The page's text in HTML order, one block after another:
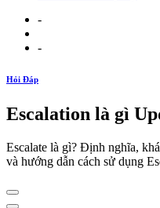
-
-
Hỏi Đáp
Escalation là gì
Escalate là gì? Định nghĩa,
và hướng dẫn cách sử dụng